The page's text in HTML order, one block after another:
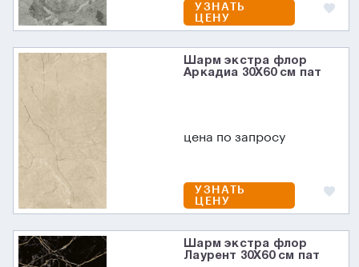
УЗНАТЬ
ЦЕНУ
Шарм экстра флор
Аркадиа 30X60 см пат
цена по запросу
УЗНАТЬ
ЦЕНУ
Шарм экстра флор
Лаурент 30X60 см пат